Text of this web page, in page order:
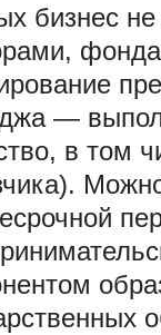
бизнес
—
в том